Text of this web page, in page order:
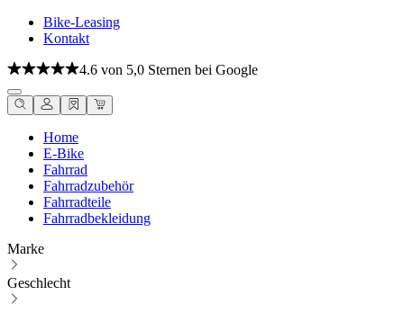
Bike-Leasing
Kontakt
4.6 von 5,0 Sternen bei Google
Home
E-Bike
Fahrrad
Fahrradzubehör
Fahrradteile
Fahrradbekleidung
Marke
Geschlecht